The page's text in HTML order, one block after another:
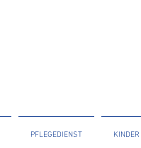
PFLEGEDIENST KINDER